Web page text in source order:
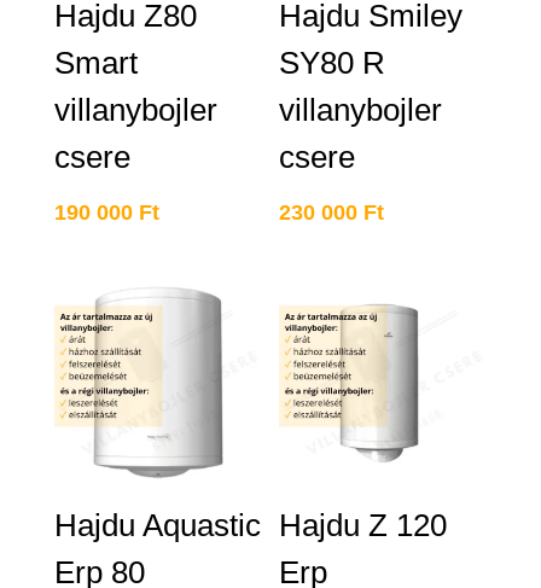
Hajdu Z80
Smart
villanybojler
csere
190 000 Ft
Hajdu Smiley
SY80 R
villanybojler
csere
230 000 Ft
Hajdu Aquastic
Erp 80
Hajdu Z 120
Erp